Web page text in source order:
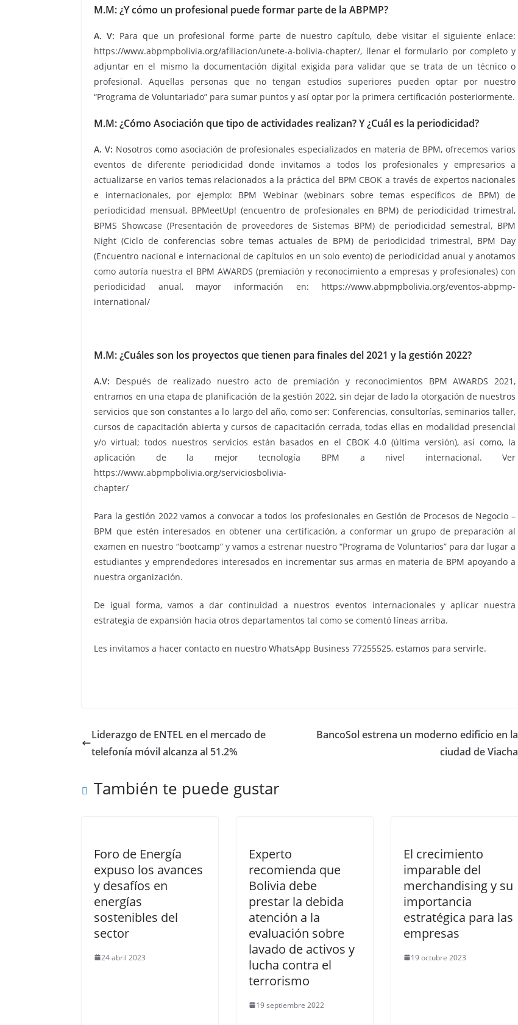
M.M: ¿Y cómo un profesional puede formar parte de la ABPMP?
A. V: Para que un profesional forme parte de nuestro capítulo, debe visitar el siguiente enlace:
https://www.abpmpbolivia.org/afiliacion/unete-a-bolivia-chapter/, llenar el formulario por completo y
adjuntar en el mismo la documentación digital exigida para validar que se trata de un técnico o
profesional. Aquellas personas que no tengan estudios superiores pueden optar por nuestro
“Programa de Voluntariado” para sumar puntos y así optar por la primera certificación posteriormente.
M.M: ¿Cómo Asociación que tipo de actividades realizan? Y ¿Cuál es la periodicidad?
A. V: Nosotros como asociación de profesionales especializados en materia de BPM, ofrecemos varios
eventos de diferente periodicidad donde invitamos a todos los profesionales y empresarios a
actualizarse en varios temas relacionados a la práctica del BPM CBOK a través de expertos nacionales
e internacionales, por ejemplo: BPM Webinar (webinars sobre temas específicos de BPM) de
periodicidad mensual, BPMeetUp! (encuentro de profesionales en BPM) de periodicidad trimestral,
BPMS Showcase (Presentación de proveedores de Sistemas BPM) de periodicidad semestral, BPM
Night (Ciclo de conferencias sobre temas actuales de BPM) de periodicidad trimestral, BPM Day
(Encuentro nacional e internacional de capítulos en un solo evento) de periodicidad anual y anotamos
como autoría nuestra el BPM AWARDS (premiación y reconocimiento a empresas y profesionales) con
periodicidad anual, mayor información en: https://www.abpmpbolivia.org/eventos-abpmp-
international/
M.M: ¿Cuáles son los proyectos que tienen para finales del 2021 y la gestión 2022?
A.V: Después de realizado nuestro acto de premiación y reconocimientos BPM AWARDS 2021,
entramos en una etapa de planificación de la gestión 2022, sin dejar de lado la otorgación de nuestros
servicios que son constantes a lo largo del año, como ser: Conferencias, consultorías, seminarios taller,
cursos de capacitación abierta y cursos de capacitación cerrada, todas ellas en modalidad presencial
y/o virtual; todos nuestros servicios están basados en el CBOK 4.0 (última versión), así como, la
aplicación de la mejor tecnología BPM a nivel internacional. Ver
https://www.abpmpbolivia.org/serviciosbolivia-
chapter/
Para la gestión 2022 vamos a convocar a todos los profesionales en Gestión de Procesos de Negocio –
BPM que estén interesados en obtener una certificación, a conformar un grupo de preparación al
examen en nuestro “bootcamp” y vamos a estrenar nuestro “Programa de Voluntarios” para dar lugar a
estudiantes y emprendedores interesados en incrementar sus armas en materia de BPM apoyando a
nuestra organización.
De igual forma, vamos a dar continuidad a nuestros eventos internacionales y aplicar nuestra
estrategia de expansión hacia otros departamentos tal como se comentó líneas arriba.
Les invitamos a hacer contacto en nuestro WhatsApp Business 77255525, estamos para servirle.
Liderazgo de ENTEL en el mercado de
telefonía móvil alcanza al 51.2%
BancoSol estrena un moderno edificio en la
ciudad de Viacha
También te puede gustar
Foro de Energía
expuso los avances
y desafíos en
energías
sostenibles del
sector
24 abril 2023
Experto
recomienda que
Bolivia debe
prestar la debida
atención a la
evaluación sobre
lavado de activos y
lucha contra el
terrorismo
19 septiembre 2022
El crecimiento
imparable del
merchandising y su
importancia
estratégica para las
empresas
19 octubre 2023